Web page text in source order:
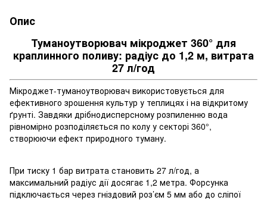
Опис
Туманоутворювач мікроджет 360° для
краплинного поливу: радіус до 1,2 м, витрата
27 л/год
Мікроджет-туманоутворювач використовується для
ефективного зрошення культур у теплицях і на відкритому
ґрунті. Завдяки дрібнодисперсному розпиленню вода
рівномірно розподіляється по колу у секторі 360°,
створюючи ефект природного туману.
При тиску 1 бар витрата становить 27 л/год, а
максимальний радіус дії досягає 1,2 метра. Форсунка
підключається через гніздовий роз’єм 5 мм або до сліпої